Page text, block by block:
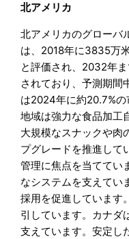
北アメリカ
北アメリカのグローバ
は、2018年に3835万
と評価され、2032年
されており、予測期間
は2024年に約20.7%
地域は強力な食品加工
大規模なスナックや肉
プグレードを推進して
管理に焦点を当ててい
なシステムを支えてい
採用を促進しています
引しています。カナダ
支えています。安定し